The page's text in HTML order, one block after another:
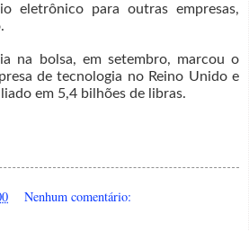
eletrônico para outras empresas,
na bolsa, em setembro, marcou o
de tecnologia no Reino Unido e
em 5,4 bilhões de libras.
Nenhum comentário: